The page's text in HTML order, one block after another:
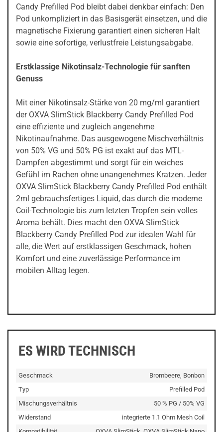
Candy Prefilled Pod bleibt dabei denkbar einfach: Den
Pod unkompliziert in das Basisgerät einsetzen, und die
magnetische Fixierung garantiert einen sicheren Halt
sowie eine sofortige, verlustfreie Leistungsabgabe.
Erstklassige Nikotinsalz-Technologie für sanften
Genuss
Mit einer Nikotinsalz-Stärke von 20 mg/ml garantiert
der OXVA SlimStick Blackberry Candy Prefilled Pod
eine effiziente und zugleich angenehme
Nikotinaufnahme. Das ausgewogene Mischverhältnis
von 50% VG und 50% PG ist exakt auf das MTL-
Dampfen abgestimmt und sorgt für ein weiches
Gefühl im Rachen ohne unangenehmes Kratzen. Jeder
OXVA SlimStick Blackberry Candy Prefilled Pod enthält
2ml gebrauchsfertiges Liquid, das durch die moderne
Coil-Technologie bis zum letzten Tropfen sein volles
Aroma behält. Dies macht den OXVA SlimStick
Blackberry Candy Prefilled Pod zur idealen Wahl für
alle, die Wert auf erstklassigen Geschmack, hohen
Komfort und eine zuverlässige Performance im
mobilen Alltag legen.
ES WIRD TECHNISCH
Geschmack
Brombeere, Bonbon
Typ
Prefilled Pod
Mischungsverhältnis
50 % PG / 50% VG
Widerstand
integrierte 1.1 Ohm Mesh Coil